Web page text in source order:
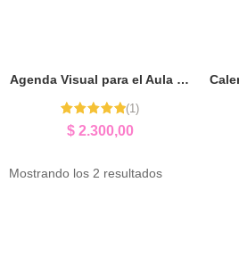
Agenda Visual para el Aula | Organización de Rutinas
Valorado
con5.00de
(1)
$2.300,00
Mostrando los 2 resultados